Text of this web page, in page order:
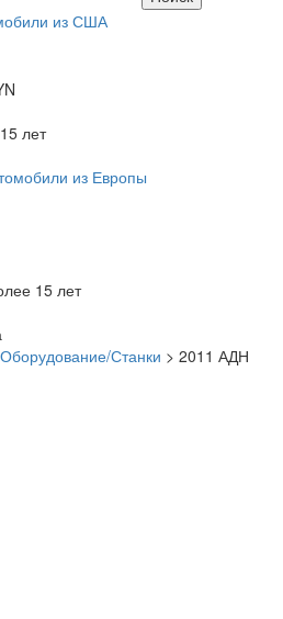
из США
лет
из Европы
15 лет
Оборудование/Станки > 2011 АДН